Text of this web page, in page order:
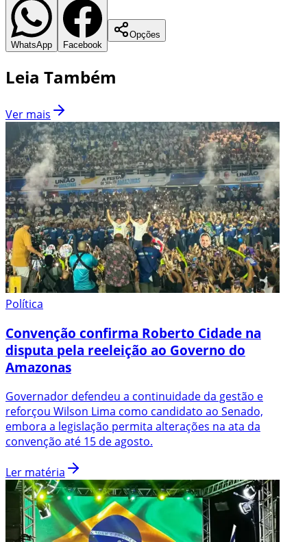
WhatsApp Facebook
Opções
Leia Também
Ver mais
Política
Convenção confirma Roberto Cidade na
disputa pela reeleição ao Governo do
Amazonas
Governador defendeu a continuidade da gestão e
reforçou Wilson Lima como candidato ao Senado,
embora a legislação permita alterações na ata da
convenção até 15 de agosto.
Ler matéria